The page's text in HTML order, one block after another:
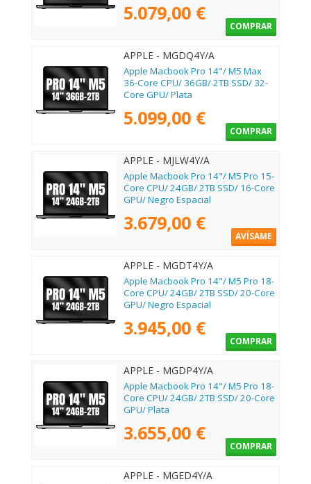
5.079,00 €
COMPRAR
APPLE - MGDQ4Y/A
Apple Macbook Pro 14"/ M5 Max
36-Core CPU/ 36GB/ 2TB SSD/ 32-
Core GPU/ Plata
5.099,00 €
COMPRAR
APPLE - MJLW4Y/A
Apple Macbook Pro 14"/ M5 Pro 15-
Core CPU/ 24GB/ 2TB SSD/ 16-Core
GPU/ Negro Espacial
3.679,00 €
AVÍSAME
APPLE - MGDT4Y/A
Apple Macbook Pro 14"/ M5 Pro 18-
Core CPU/ 24GB/ 2TB SSD/ 20-Core
GPU/ Negro Espacial
3.945,00 €
COMPRAR
APPLE - MGDP4Y/A
Apple Macbook Pro 14"/ M5 Pro 18-
Core CPU/ 24GB/ 2TB SSD/ 20-Core
GPU/ Plata
3.655,00 €
COMPRAR
APPLE - MGED4Y/A